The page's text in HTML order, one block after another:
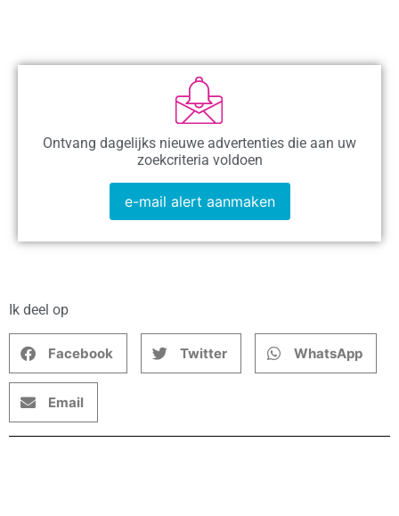
Ontvang dagelijks nieuwe advertenties die aan uw
zoekcriteria voldoen
e-mail alert aanmaken
Ik deel op
Facebook Twitter WhatsApp
Email